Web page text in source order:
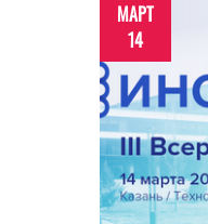
МАРТ
14